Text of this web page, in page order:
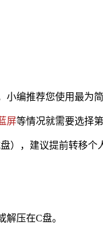
小编推荐您使用最为
屏等情况就需要选择
，建议提前转移个
压在C盘。